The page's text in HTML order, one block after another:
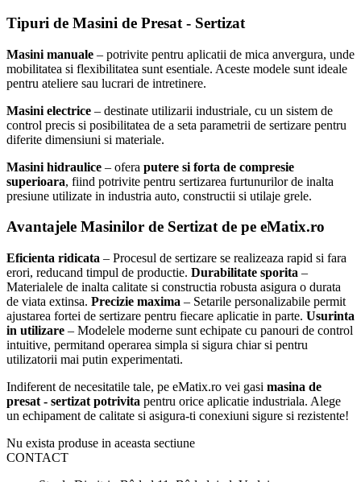
Tipuri de Masini de Presat - Sertizat
Masini manuale – potrivite pentru aplicatii de mica anvergura, unde
mobilitatea si flexibilitatea sunt esentiale. Aceste modele sunt ideale
pentru ateliere sau lucrari de intretinere.
Masini electrice – destinate utilizarii industriale, cu un sistem de
control precis si posibilitatea de a seta parametrii de sertizare pentru
diferite dimensiuni si materiale.
Masini hidraulice – ofera putere si forta de compresie
superioara, fiind potrivite pentru sertizarea furtunurilor de inalta
presiune utilizate in industria auto, constructii si utilaje grele.
Avantajele Masinilor de Sertizat de pe eMatix.ro
Eficienta ridicata – Procesul de sertizare se realizeaza rapid si fara
erori, reducand timpul de productie. Durabilitate sporita –
Materialele de inalta calitate si constructia robusta asigura o durata
de viata extinsa. Precizie maxima – Setarile personalizabile permit
ajustarea fortei de sertizare pentru fiecare aplicatie in parte. Usurinta
in utilizare – Modelele moderne sunt echipate cu panouri de control
intuitive, permitand operarea simpla si sigura chiar si pentru
utilizatorii mai putin experimentati.
Indiferent de necesitatile tale, pe eMatix.ro vei gasi masina de
presat - sertizat potrivita pentru orice aplicatie industriala. Alege
un echipament de calitate si asigura-ti conexiuni sigure si rezistente!
Nu exista produse in aceasta sectiune
CONTACT